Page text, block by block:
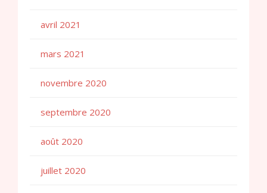
avril 2021
mars 2021
novembre 2020
septembre 2020
août 2020
juillet 2020